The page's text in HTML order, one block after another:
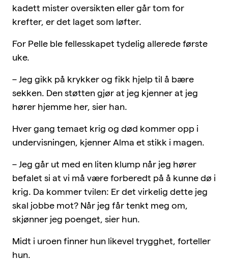
kadett mister oversikten eller går tom for
krefter, er det laget som løfter.
For Pelle ble fellesskapet tydelig allerede første
uke.
– Jeg gikk på krykker og fikk hjelp til å bære
sekken. Den støtten gjør at jeg kjenner at jeg
hører hjemme her, sier han.
Hver gang temaet krig og død kommer opp i
undervisningen, kjenner Alma et stikk i magen.
– Jeg går ut med en liten klump når jeg hører
befalet si at vi må være forberedt på å kunne dø i
krig. Da kommer tvilen: Er det virkelig dette jeg
skal jobbe mot? Når jeg får tenkt meg om,
skjønner jeg poenget, sier hun.
Midt i uroen finner hun likevel trygghet, forteller
hun.